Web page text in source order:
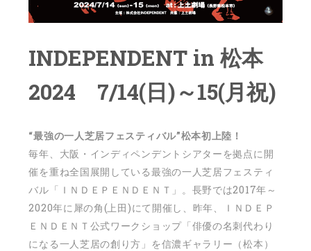
INDEPENDENT in 松本
2024 7/14(日)～15(月祝)
“最強の一人芝居フェスティバル”松本初上陸！
毎年、大阪・インディペンデントシアターを拠点に開
催を重ね全国展開している最強の一人芝居フェスティ
バル「ＩＮＤＥＰＥＮＤＥＮＴ」。長野では2017年～
2020年に犀の角(上田)にて開催し、昨年、ＩＮＤＥＰ
ＥＮＤＥＮＴ公式ワークショップ「俳優の名刺代わり
になる一人芝居の創り方」を信濃ギャラリー（松本）